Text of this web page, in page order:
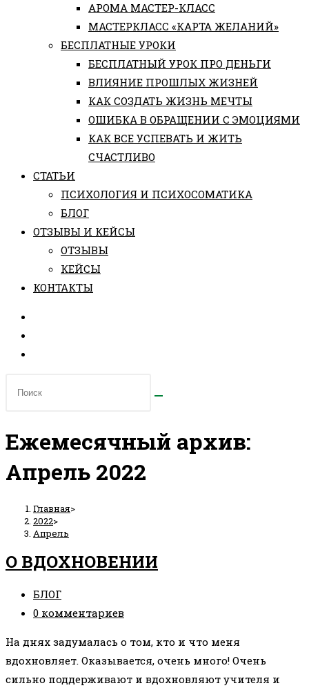
АРОМА МАСТЕР-КЛАСС
МАСТЕРКЛАСС «КАРТА ЖЕЛАНИЙ»
БЕСПЛАТНЫЕ УРОКИ
БЕСПЛАТНЫЙ УРОК ПРО ДЕНЬГИ
ВЛИЯНИЕ ПРОШЛЫХ ЖИЗНЕЙ
КАК СОЗДАТЬ ЖИЗНЬ МЕЧТЫ
ОШИБКА В ОБРАЩЕНИИ С ЭМОЦИЯМИ
КАК ВСЕ УСПЕВАТЬ И ЖИТЬ
СЧАСТЛИВО
СТАТЬИ
ПCИХОЛОГИЯ И ПСИХОСОМАТИКА
БЛОГ
ОТЗЫВЫ И КЕЙСЫ
ОТЗЫВЫ
КЕЙСЫ
КОНТАКТЫ
Ежемесячный архив:
Апрель 2022
Главная>
2022>
Апрель
О ВДОХНОВЕНИИ
Рубрика
записи:
БЛОГ
Комментарии
записи:
0 комментариев
На днях задумалась о том, кто и что меня
вдохновляет. Оказывается, очень много! Очень
сильно поддерживают и вдохновляют учителя и